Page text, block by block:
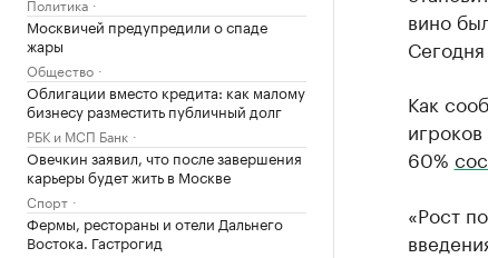
Москвичей предупредили о спаде
жары
Общество
Облигации вместо кредита: как малому
бизнесу разместить публичный долг
РБК и МСП Банк
Овечкин заявил, что после завершения
карьеры будет жить в Москве
Спорт
Фермы, рестораны и отели Дальнего
Востока. Гастрогид
вино
Как
60%
«Рост